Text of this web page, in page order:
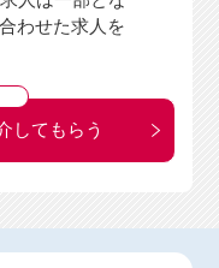
してもらう